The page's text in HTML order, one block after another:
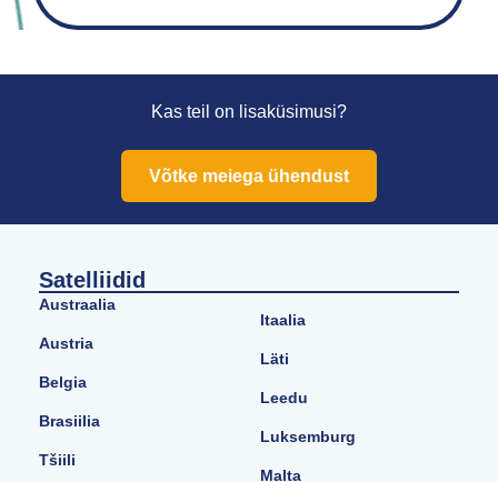
Kas teil on lisaküsimusi?
Võtke meiega ühendust
Satelliidid
Austraalia
Austria
Belgia
Brasiilia
Tšiili
Itaalia
Läti
Leedu
Luksemburg
Malta